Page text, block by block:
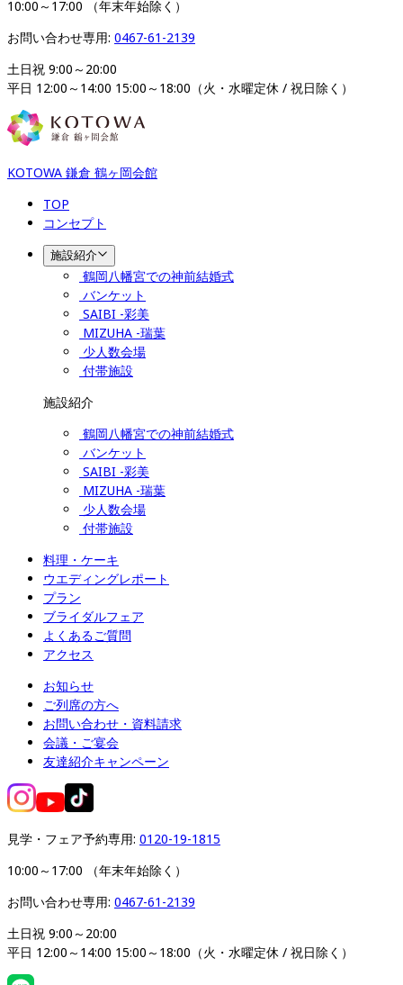
10:00～17:00 （年末年始除く）
お問い合わせ専用: 0467-61-2139
土日祝 9:00～20:00
平日 12:00～14:00 15:00～18:00（火・水曜定休 / 祝日除く）
KOTOWA 鎌倉 鶴ヶ岡会館
TOP
コンセプト
施設紹介
鶴岡八幡宮での神前結婚式
バンケット
SAIBI -彩美
MIZUHA -瑞葉
少人数会場
付帯施設
施設紹介
鶴岡八幡宮での神前結婚式
バンケット
SAIBI -彩美
MIZUHA -瑞葉
少人数会場
付帯施設
料理・ケーキ
ウエディングレポート
プラン
ブライダルフェア
よくあるご質問
アクセス
お知らせ
ご列席の方へ
お問い合わせ・資料請求
会議・ご宴会
友達紹介キャンペーン
見学・フェア予約専用: 0120-19-1815
10:00～17:00 （年末年始除く）
お問い合わせ専用: 0467-61-2139
土日祝 9:00～20:00
平日 12:00～14:00 15:00～18:00（火・水曜定休 / 祝日除く）